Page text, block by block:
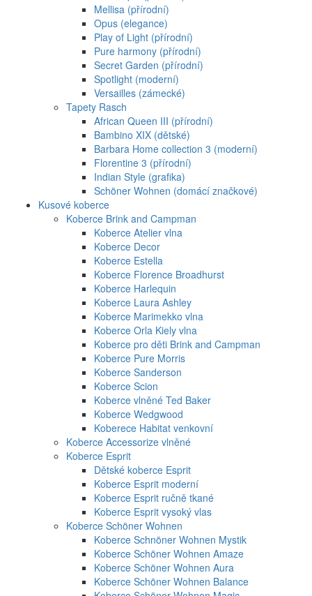
Mellisa (přírodní)
Opus (elegance)
Play of Light (přírodní)
Pure harmony (přírodní)
Secret Garden (přírodní)
Spotlight (moderní)
Versailles (zámecké)
Tapety Rasch
African Queen III (přírodní)
Bambino XIX (dětské)
Barbara Home collection 3 (moderní)
Florentine 3 (přírodní)
Indian Style (grafika)
Schöner Wohnen (domácí značkové)
Kusové koberce
Koberce Brink and Campman
Koberce Atelier vlna
Koberce Decor
Koberce Estella
Koberce Florence Broadhurst
Koberce Harlequin
Koberce Laura Ashley
Koberce Marimekko vlna
Koberce Orla Kiely vlna
Koberce pro děti Brink and Campman
Koberce Pure Morris
Koberce Sanderson
Koberce Scion
Koberce vlněné Ted Baker
Koberce Wedgwood
Koberece Habitat venkovní
Koberce Accessorize vlněné
Koberce Esprit
Dětské koberce Esprit
Koberce Esprit moderní
Koberce Esprit ručně tkané
Koberce Esprit vysoký vlas
Koberce Schöner Wohnen
Koberce Schnöner Wohnen Mystik
Koberce Schöner Wohnen Amaze
Koberce Schöner Wohnen Aura
Koberce Schöner Wohnen Balance